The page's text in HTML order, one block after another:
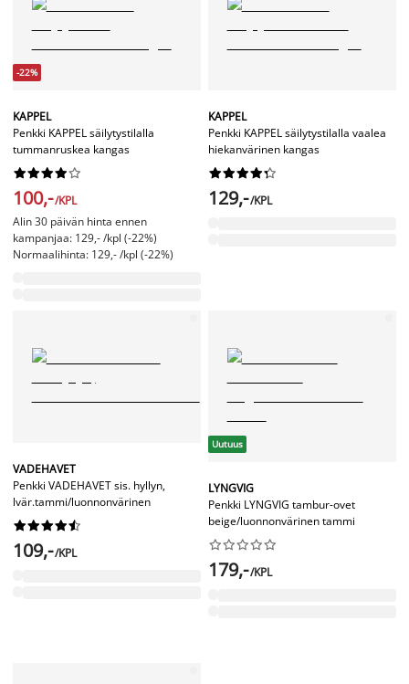
-22%
KAPPEL
Penkki KAPPEL säilytystilalla
tummanruskea kangas






100,-/KPL
Alin 30 päivän hinta ennen
kampanjaa: 129,- /kpl (-22%)
Normaalihinta: 129,- /kpl (-22%)
KAPPEL
Penkki KAPPEL säilytystilalla vaalea
hiekanvärinen kangas






129,-/KPL
VADEHAVET
Penkki VADEHAVET sis. hyllyn,
lvär.tammi/luonnonvärinen






109,-/KPL
Uutuus
LYNGVIG
Penkki LYNGVIG tambur-ovet
beige/luonnonvärinen tammi






179,-/KPL